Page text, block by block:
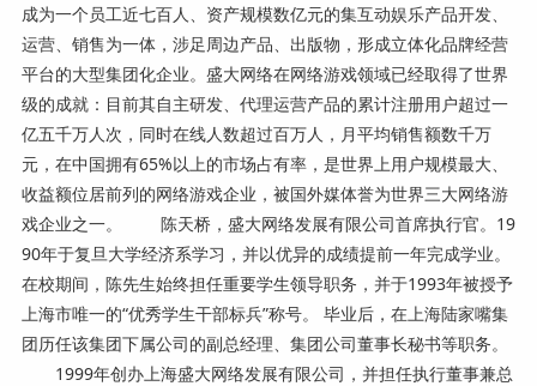
成为一个员工近七百人、资产规模数亿元的集互动娱乐产品开发、
运营、销售为一体，涉足周边产品、出版物，形成立体化品牌经营
平台的大型集团化企业。盛大网络在网络游戏领域已经取得了世界
级的成就：目前其自主研发、代理运营产品的累计注册用户超过一
亿五千万人次，同时在线人数超过百万人，月平均销售额数千万
元，在中国拥有65%以上的市场占有率，是世界上用户规模最大、
收益额位居前列的网络游戏企业，被国外媒体誉为世界三大网络游
戏企业之一。 陈天桥，盛大网络发展有限公司首席执行官。19
90年于复旦大学经济系学习，并以优异的成绩提前一年完成学业。
在校期间，陈先生始终担任重要学生领导职务，并于1993年被授予
上海市唯一的“优秀学生干部标兵”称号。 毕业后，在上海陆家嘴集
团历任该集团下属公司的副总经理、集团公司董事长秘书等职务。
1999年创办上海盛大网络发展有限公司，并担任执行董事兼总